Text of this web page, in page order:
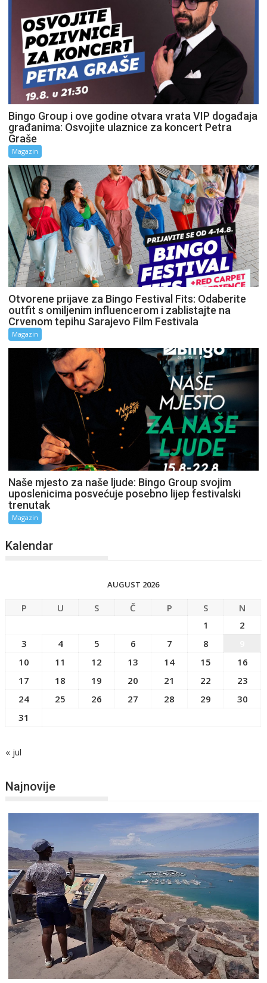
Bingo Group i ove godine otvara vrata VIP događaja
građanima: Osvojite ulaznice za koncert Petra
Graše
Magazin
Otvorene prijave za Bingo Festival Fits: Odaberite
outfit s omiljenim influencerom i zablistajte na
Crvenom tepihu Sarajevo Film Festivala
Magazin
Naše mjesto za naše ljude: Bingo Group svojim
uposlenicima posvećuje posebno lijep festivalski
trenutak
Magazin
Kalendar
AUGUST 2026
P U S Č P S
N
1
2
3
4 5 6 7 8
10
11 12 13 14 15
16
17
18 19 20 21 22
23
24
25 26 27 28 29
30
31
« jul
Najnovije